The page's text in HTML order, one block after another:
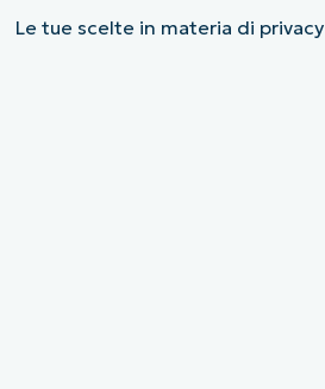
Le tue scelte in materia di privacy